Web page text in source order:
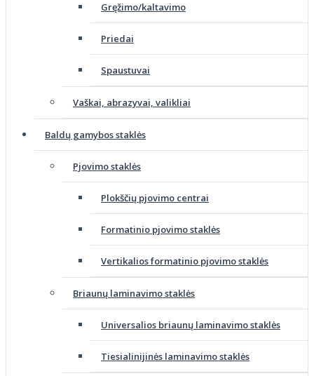
Gręžimo/kaltavimo
Priedai
Spaustuvai
Vaškai, abrazyvai, valikliai
Baldų gamybos staklės
Pjovimo staklės
Plokščių pjovimo centrai
Formatinio pjovimo staklės
Vertikalios formatinio pjovimo staklės
Briaunų laminavimo staklės
Universalios briaunų laminavimo staklės
Tiesialinijinės laminavimo staklės